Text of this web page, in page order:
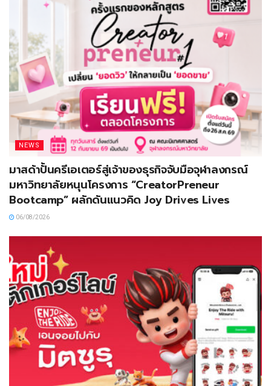
NEWS
มาสด้าปั้นครีเอเตอร์สู่เจ้าของธุรกิจจับมือจุฬาลงกรณ์
มหาวิทยาลัยหนุนโครงการ “CreatorPreneur
Bootcamp” ผลักดันแนวคิด Joy Drives Lives
06/08/2026